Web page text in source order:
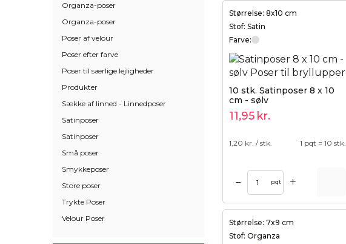
Organza-poser
Organza-poser
Poser af velour
Poser efter farve
Poser til særlige lejligheder
Produkter
Sække af linned - Linnedposer
Satinposer
Satinposer
Små poser
Smykkeposer
Store poser
Trykte Poser
Velour Poser
Størrelse: 8x10 cm
Stof: Satin
Farve:
10 stk. Satinposer 8 x 10
cm - sølv
11,95 kr.
1,20 kr. / stk. 1 pqt = 10 stk.
– pqt +
Tilføj til kurv
Størrelse: 7x9 cm
Stof: Organza